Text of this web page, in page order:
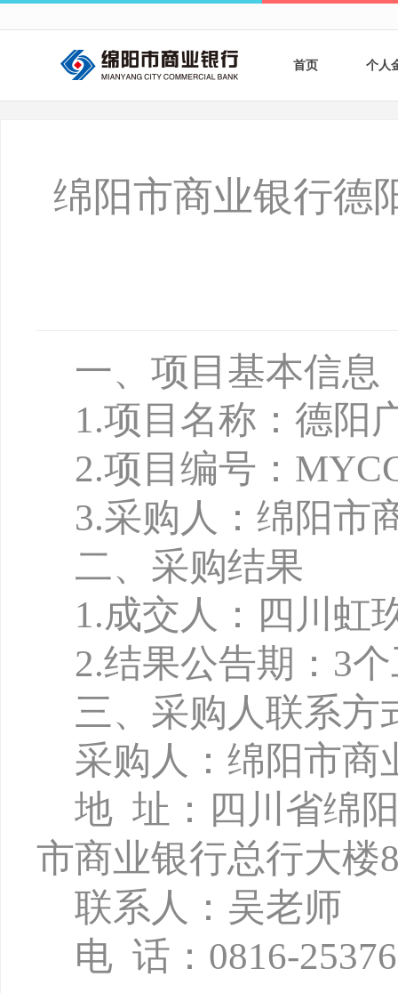
首页 个人
银
绵阳市商业银行德
一、项目基本信息
1.项目名称：德阳
2.项目编号：
3.采购人：绵阳市
二、采购结果
1.成交人：四川虹
2.结果公告期： 3
三、采购人联系方
采购人：绵阳市商
地 址：四川省绵
市商业银行总行大楼
联系人：吴老师
电 话： 0816-